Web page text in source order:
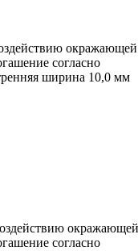
окражающей
согласно
ширина 10,0 мм
окражающей
согласно